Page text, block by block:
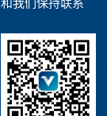
和我们保持联系